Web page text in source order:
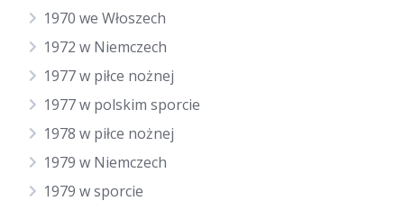
1970 we Włoszech
1972 w Niemczech
1977 w piłce nożnej
1977 w polskim sporcie
1978 w piłce nożnej
1979 w Niemczech
1979 w sporcie